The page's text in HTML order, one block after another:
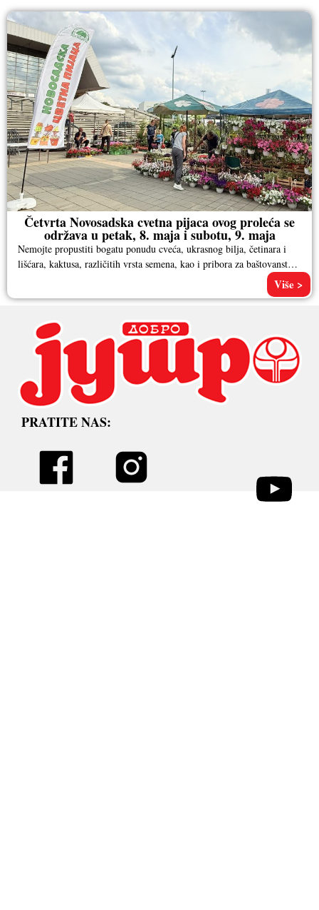
Četvrta Novosadska cvetna pijaca ovog proleća se
održava u petak, 8. maja i subotu, 9. maja
Nemojte propustiti bogatu ponudu cveća, ukrasnog bilja, četinara i
lišćara, kaktusa, različitih vrsta semena, kao i pribora za baštovanstvo.
Više >
PRATITE NAS: